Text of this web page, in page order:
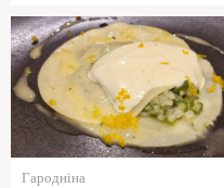
Гародніна